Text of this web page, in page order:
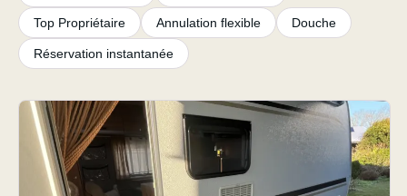
Top Propriétaire Annulation flexible Douche
Réservation instantanée